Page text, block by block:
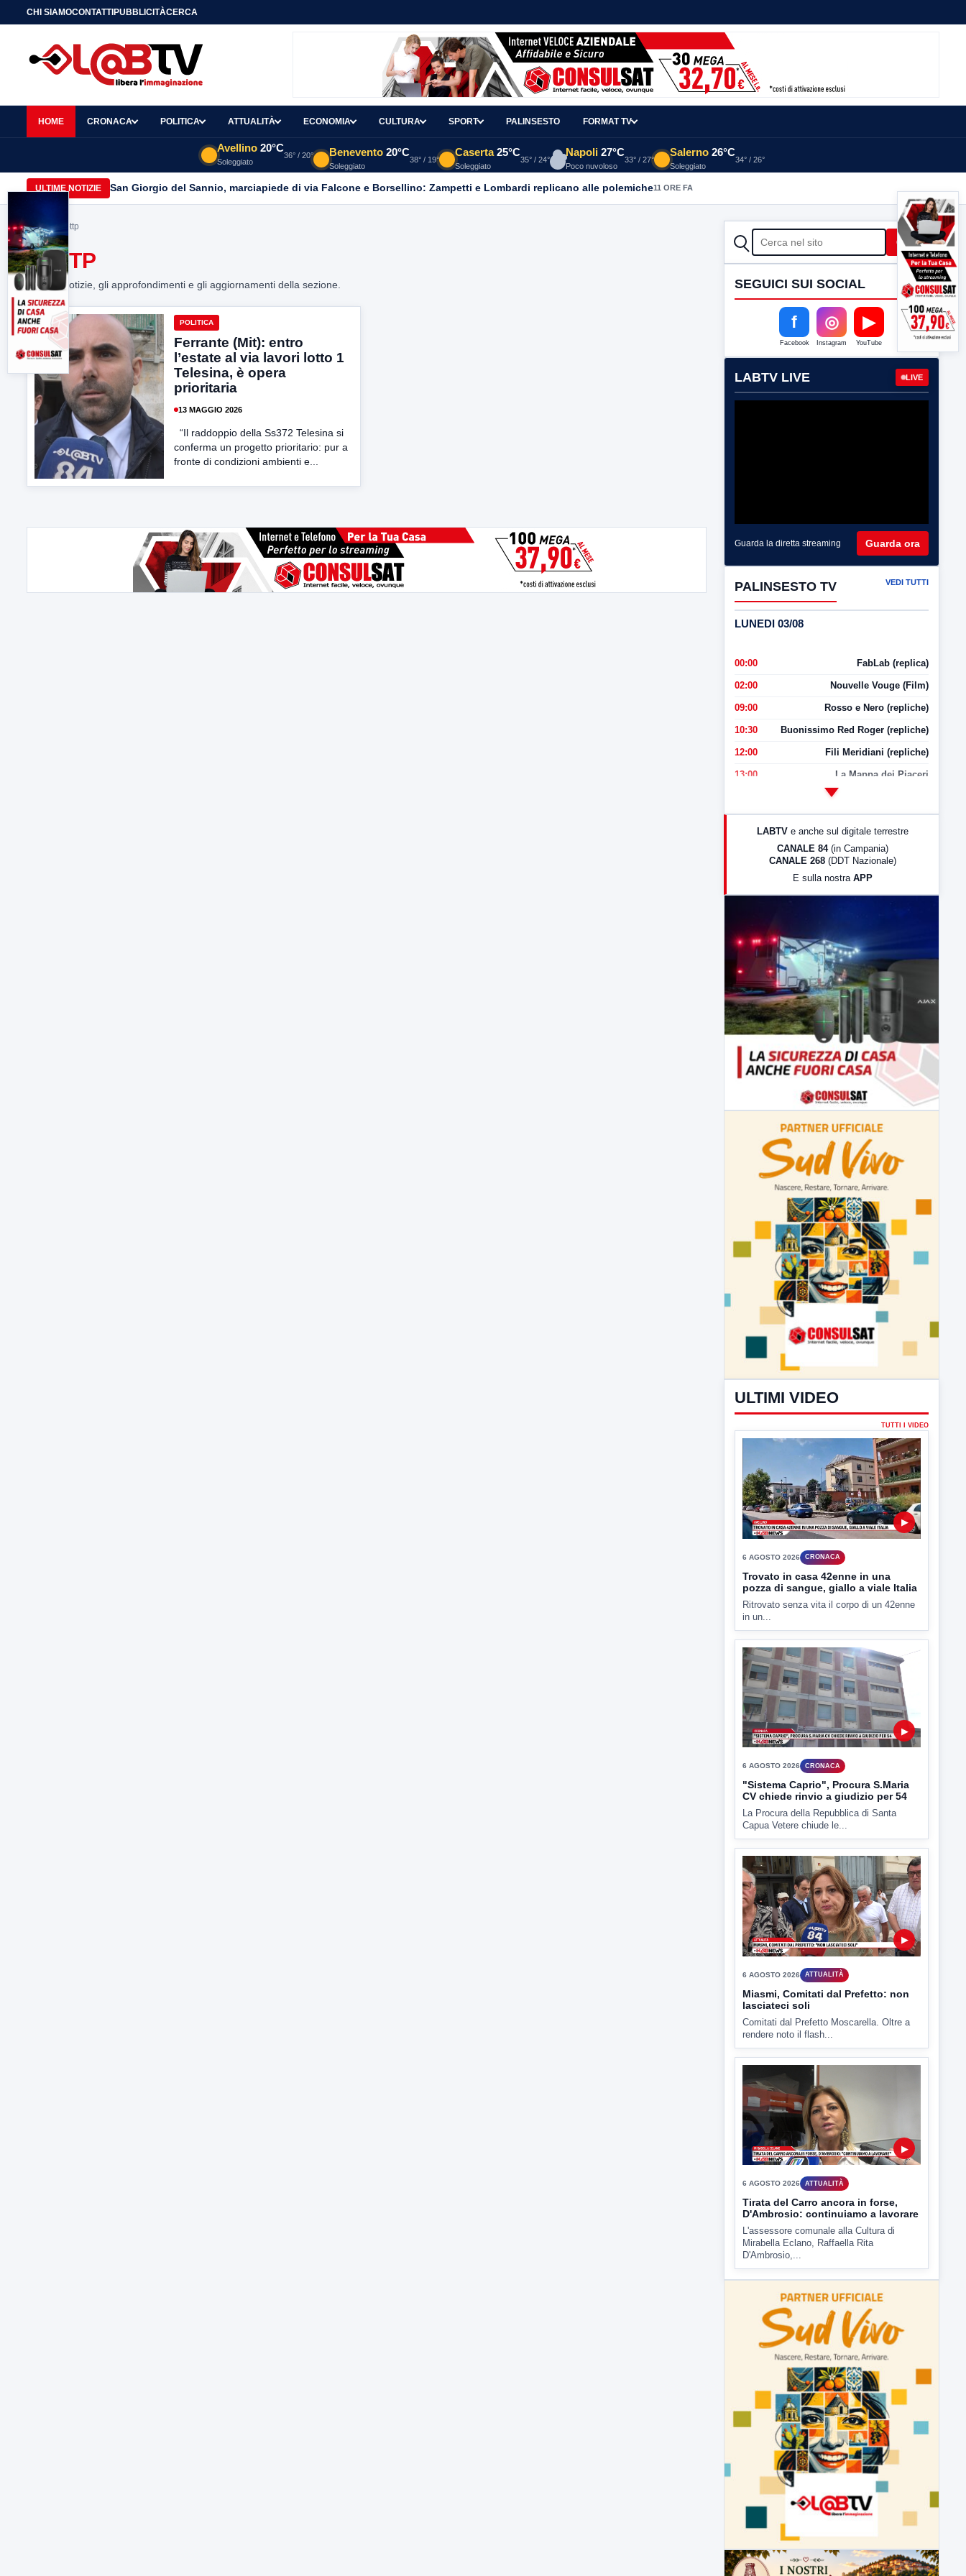
CHI SIAMOCONTATTIPUBBLICITÀCERCA
HOME CRONACA POLITICA ATTUALITÀ ECONOMIA CULTURA SPORT PALINSESTO FORMAT TV
Avellino 20°C
Soleggiato
36° / 20° Benevento 20°C
Soleggiato
38° / 19°
Caserta 25°C
Soleggiato
35° / 24°
Napoli 27°C
Poco nuvoloso
33° / 27°
Salerno 26°C
Soleggiato
34° / 26°
ULTIME NOTIZIE San Giorgio del Sannio, marciapiede di via Falcone e Borsellino: Zampetti e Lombardi replicano alle polemiche11 ORE FA
Home> Lottp
LOTTP
Tutte le notizie, gli approfondimenti e gli aggiornamenti della sezione.
POLITICA
Ferrante (Mit): entro
l’estate al via lavori lotto 1
Telesina, è opera
prioritaria
13 MAGGIO 2026
“Il raddoppio della Ss372 Telesina si
conferma un progetto prioritario: pur a
fronte di condizioni ambienti e...
CERCA Cerca
SEGUICI SUI SOCIAL
f
Facebook
◎
Instagram
▶
YouTube
LABTV LIVE LIVE
Guarda la diretta streaming Guarda ora
PALINSESTO TV VEDI TUTTI
LUNEDI 03/08
00:00 FabLab (replica)
02:00 Nouvelle Vouge (Film)
09:00 Rosso e Nero (repliche)
10:30 Buonissimo Red Roger (repliche)
12:00 Fili Meridiani (repliche)
13:00 La Mappa dei Piaceri
LabNews (Diretta)
LABTV e anche sul digitale terrestre
CANALE 84 (in Campania)
CANALE 268 (DDT Nazionale)
E sulla nostra APP
ULTIMI VIDEO
▶
6 AGOSTO 2026 CRONACA
Trovato in casa 42enne in una
pozza di sangue, giallo a viale Italia
Ritrovato senza vita il corpo di un 42enne
in un...
▶
6 AGOSTO 2026
"Sistema Caprio", Procura S.Maria
CV chiede rinvio a giudizio per 54
La Procura della Repubblica di Santa
Capua Vetere chiude le...
▶
6 AGOSTO 2026 ATTUALITÀ
Miasmi, Comitati dal Prefetto: non
lasciateci soli
Comitati dal Prefetto Moscarella. Oltre a
rendere noto il flash...
6 AGOSTO 2026 ATTUALITÀ
Tirata del Carro ancora in forse,
D'Ambrosio: continuiamo a lavorare
L'assessore comunale alla Cultura di
Mirabella Eclano, Raffaella Rita
D'Ambrosio,...